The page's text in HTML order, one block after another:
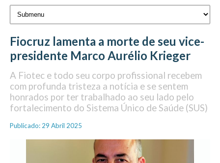
Fiocruz lamenta a morte de seu vice-
presidente Marco Aurélio Krieger
A Fiotec e todo seu corpo profissional recebem
com profunda tristeza a notícia e se sentem
honrados por ter trabalhado ao seu lado pelo
fortalecimento do Sistema Único de Saúde (SUS)
Publicado: 29 Abril 2025